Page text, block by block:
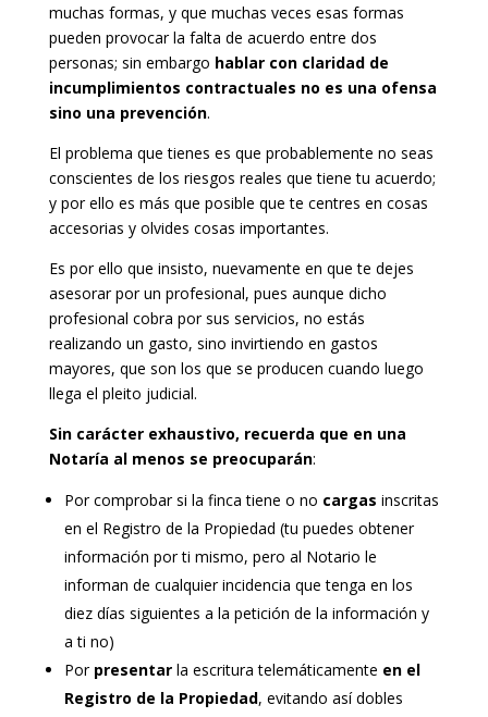
muchas formas, y que muchas veces esas formas
pueden provocar la falta de acuerdo entre dos
personas; sin embargo hablar con claridad de
incumplimientos contractuales no es una ofensa
sino una prevención.
El problema que tienes es que probablemente no seas
conscientes de los riesgos reales que tiene tu acuerdo;
y por ello es más que posible que te centres en cosas
accesorias y olvides cosas importantes.
Es por ello que insisto, nuevamente en que te dejes
asesorar por un profesional, pues aunque dicho
profesional cobra por sus servicios, no estás
realizando un gasto, sino invirtiendo en gastos
mayores, que son los que se producen cuando luego
llega el pleito judicial.
Sin carácter exhaustivo, recuerda que en una
Notaría al menos se preocuparán:
Por comprobar si la finca tiene o no cargas inscritas
en el Registro de la Propiedad (tu puedes obtener
información por ti mismo, pero al Notario le
informan de cualquier incidencia que tenga en los
diez días siguientes a la petición de la información y
a ti no)
Por presentarla escritura telemáticamente en el
Registro de la Propiedad, evitando así dobles